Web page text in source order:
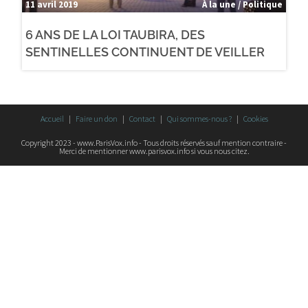
11 avril 2019 À la une / Politique
6 ANS DE LA LOI TAUBIRA, DES
SENTINELLES CONTINUENT DE VEILLER
Accueil Faire un don Contact Qui sommes-nous ? Cookies
Copyright 2023 - www.ParisVox.info - Tous droits réservés sauf mention contraire -
Merci de mentionner www.parisvox.info si vous nous citez.